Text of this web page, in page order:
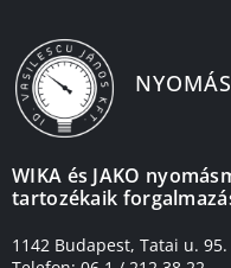
WIKA és JAKO
tartozékaik
1142 Budapest, Tatai u. 95.